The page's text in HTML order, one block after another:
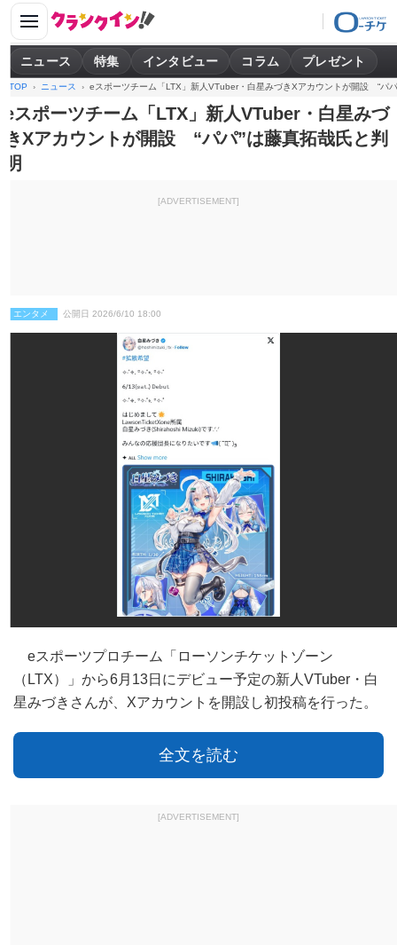
ニュース 特集 インタビュー コラム プレゼント
TOP ニュース eスポーツチーム「LTX」新人VTuber・白星みづきXアカウントが開設 “パ
eスポーツチーム「LTX」新人VTuber・白星みづ
きXアカウントが開設 “パパ”は藤真拓哉氏と判
明
[ADVERTISEMENT]
エンタメ 公開日 2026/6/10 18:00
eスポーツプロチーム「ローソンチケットゾーン
（LTX）」から6月13日にデビュー予定の新人VTuber・白
星みづきさんが、Xアカウントを開設し初投稿を行った。
全文を読む
[ADVERTISEMENT]